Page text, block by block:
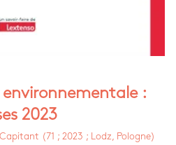
environnementale :
2023
(71 ; 2023 ; Lodz, Pologne)